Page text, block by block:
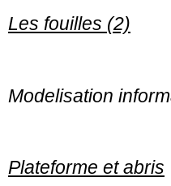
Les fouilles (2)
Modelisation
Plateforme et abris